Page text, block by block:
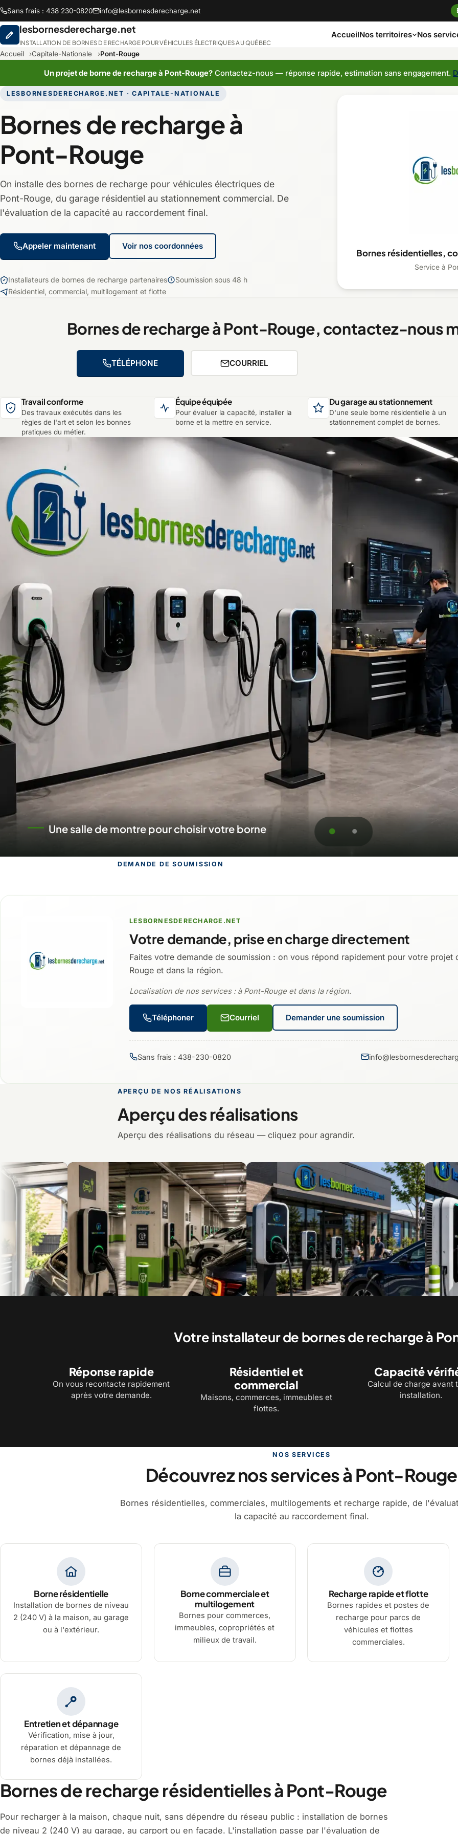
Sans frais : 438 230-0820 info@lesbornesderecharge.net
lesbornesderecharge.net
INSTALLATION DE BORNES DE RECHARGE POUR VÉHICULES ÉLECTRIQUES AU QUÉBEC
AccueilNos territoires
Chaudière-Appalaches
Laval
Montréal Montérégie
Nos
Accueil Capitale-Nationale Pont-Rouge
Un projet de borne de recharge à Pont-Rouge? Contactez-nous — réponse rapide, estimation sans engagement.
LESBORNESDERECHARGE.NET · CAPITALE-NATIONALE
Bornes de recharge à
Pont-Rouge
On installe des bornes de recharge pour véhicules électriques de
Pont-Rouge, du garage résidentiel au stationnement commercial. De
l'évaluation de la capacité au raccordement final.
Appeler maintenant Voir nos coordonnées
Installateurs de bornes de recharge partenaires
Soumission sous 48 h
Résidentiel, commercial, multilogement et flotte
Bornes résidentielles,
Service à
Bornes de recharge à Pont-Rouge, contactez-nous
TÉLÉPHONE COURRIEL
Travail conforme
Des travaux exécutés dans les
règles de l'art et selon les bonnes
pratiques du métier.
Équipe équipée
Pour évaluer la capacité, installer la
borne et la mettre en service.
Du garage au stationnement
D'une seule borne résidentielle à un
stationnement complet de bornes.
Un commerce au service des projets résidentiels et commerciaux
DEMANDE DE SOUMISSION
LESBORNESDERECHARGE.NET
Votre demande, prise en charge directement
Faites votre demande de soumission : on vous répond rapidement pour votre projet
Rouge et dans la région.
Localisation de nos services : à Pont-Rouge et dans la région.
Téléphoner Courriel Demander une soumission
Sans frais : 438-230-0820
APERÇU DE NOS RÉALISATIONS
Aperçu des réalisations
Aperçu des réalisations du réseau — cliquez pour agrandir.
Votre installateur de bornes de recharge à
Réponse rapide
On vous recontacte rapidement
après votre demande.
Résidentiel et
commercial
Maisons, commerces, immeubles et
flottes.
Capacité
Calcul de charge avant
installation.
NOS SERVICES
Découvrez nos services à Pont-Rouge
Bornes résidentielles, commerciales, multilogements et recharge rapide, de
la capacité au raccordement final.
Borne résidentielle
Installation de bornes de niveau
2 (240 V) à la maison, au garage
ou à l'extérieur.
Borne commerciale et
multilogement
Bornes pour commerces,
immeubles, copropriétés et
milieux de travail.
Recharge rapide et flotte
Bornes rapides et postes de
recharge pour parcs de
véhicules et flottes
commerciales.
Entretien et dépannage
Vérification, mise à jour,
réparation et dépannage de
bornes déjà installées.
Bornes de recharge résidentielles à Pont-Rouge
Pour recharger à la maison, chaque nuit, sans dépendre du réseau public : installation de bornes
de niveau 2 (240 V) au garage, au carport ou en façade. L'installation passe par l'évaluation de